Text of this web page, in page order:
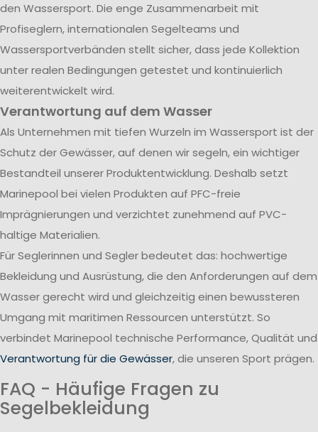
den Wassersport. Die enge Zusammenarbeit mit
Profiseglern, internationalen Segelteams und
Wassersportverbänden stellt sicher, dass jede Kollektion
unter realen Bedingungen getestet und kontinuierlich
weiterentwickelt wird.
Verantwortung auf dem Wasser
Als Unternehmen mit tiefen Wurzeln im Wassersport ist der
Schutz der Gewässer, auf denen wir segeln, ein wichtiger
Bestandteil unserer Produktentwicklung. Deshalb setzt
Marinepool bei vielen Produkten auf PFC-freie
Imprägnierungen und verzichtet zunehmend auf PVC-
haltige Materialien.
Für Seglerinnen und Segler bedeutet das: hochwertige
Bekleidung und Ausrüstung, die den Anforderungen auf dem
Wasser gerecht wird und gleichzeitig einen bewussteren
Umgang mit maritimen Ressourcen unterstützt. So
verbindet Marinepool technische Performance, Qualität und
Verantwortung für die Gewässer, die unseren Sport prägen.
FAQ - Häufige Fragen zu
Segelbekleidung